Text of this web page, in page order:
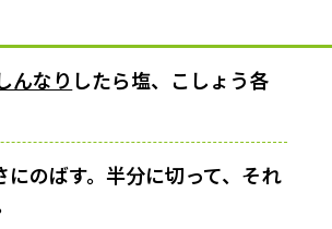
んなり したら塩、こしょう各
のばす。半分に切って、それ